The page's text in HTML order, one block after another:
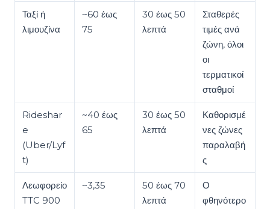
Ταξί ή
λιμουζίνα
~60 έως
75
30 έως 50
λεπτά
Σταθερές
τιμές ανά
ζώνη, όλοι
οι
τερματικοί
σταθμοί
Rideshar
e
(Uber/Lyf
t)
~40 έως
65
30 έως 50
λεπτά
Καθορισμέ
νες ζώνες
παραλαβή
ς
Λεωφορείο
TTC 900
~3,35
50 έως 70
λεπτά
Ο
φθηνότερο